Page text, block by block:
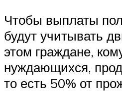
Чтобы выплаты
будут учитывать
этом граждане,
нуждающихся,
то есть 50% от